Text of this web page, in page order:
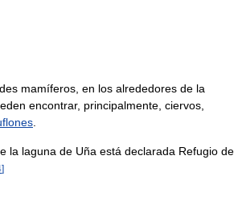
mamíferos, en los alrededores de la
encontrar, principalmente, ciervos,
la laguna de Uña está declarada Refugio de
]